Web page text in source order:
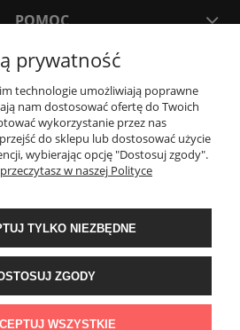
POMOC
KONTO
I DOSTAWA
KONTAKT
| Pawła 23, 41-708 Ruda Śląska | E-mail:
012 164 lub 600 012 159 | TGS Przemysław
| REGON: 276403698
prywatność
technologie umożliwiają poprawne
nam dostosować ofertę do Twoich
wykorzystanie przez nas
do sklepu lub dostosować użycie
wybierając opcję "Dostosuj zgody".
w naszej Polityce
TYLKO NIEZBĘDNE
ZGODY
WSZYSTKIE